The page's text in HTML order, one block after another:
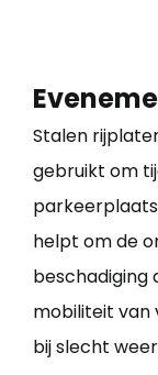
Stalen
gebruikt om
helpt om de
beschadiging
mobiliteit van
bij slecht